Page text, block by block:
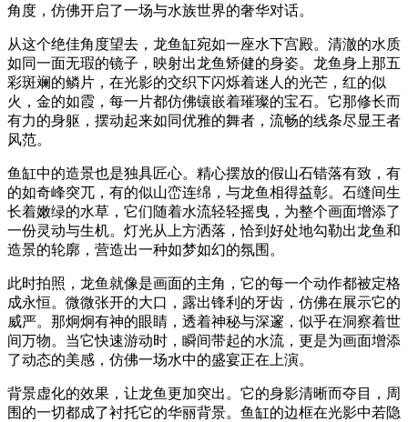
角度，仿佛开启了一场与水族世界的奢华对话。
从这个绝佳角度望去，龙鱼缸宛如一座水下宫殿。清澈的水质
如同一面无瑕的镜子，映射出龙鱼矫健的身姿。龙鱼身上那五
彩斑斓的鳞片，在光影的交织下闪烁着迷人的光芒，红的似
火，金的如霞，每一片都仿佛镶嵌着璀璨的宝石。它那修长而
有力的身躯，摆动起来如同优雅的舞者，流畅的线条尽显王者
风范。
鱼缸中的造景也是独具匠心。精心摆放的假山石错落有致，有
的如奇峰突兀，有的似山峦连绵，与龙鱼相得益彰。石缝间生
长着嫩绿的水草，它们随着水流轻轻摇曳，为整个画面增添了
一份灵动与生机。灯光从上方洒落，恰到好处地勾勒出龙鱼和
造景的轮廓，营造出一种如梦如幻的氛围。
此时拍照，龙鱼就像是画面的主角，它的每一个动作都被定格
成永恒。微微张开的大口，露出锋利的牙齿，仿佛在展示它的
威严。那炯炯有神的眼睛，透着神秘与深邃，似乎在洞察着世
间万物。当它快速游动时，瞬间带起的水流，更是为画面增添
了动态的美感，仿佛一场水中的盛宴正在上演。
背景虚化的效果，让龙鱼更加突出。它的身影清晰而夺目，周
围的一切都成了衬托它的华丽背景。鱼缸的边框在光影中若隐